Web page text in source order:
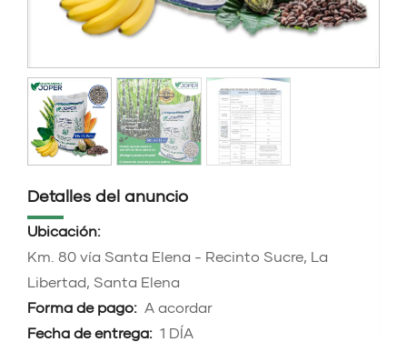
Detalles del anuncio
Ubicación:
Km. 80 vía Santa Elena - Recinto Sucre, La
Libertad, Santa Elena
Forma de pago: A acordar
Fecha de entrega: 1 DÍA